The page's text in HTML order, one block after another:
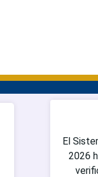
El
2026